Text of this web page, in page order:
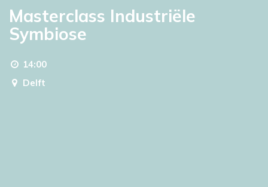
Masterclass Industriële
Symbiose
14:00
Delft